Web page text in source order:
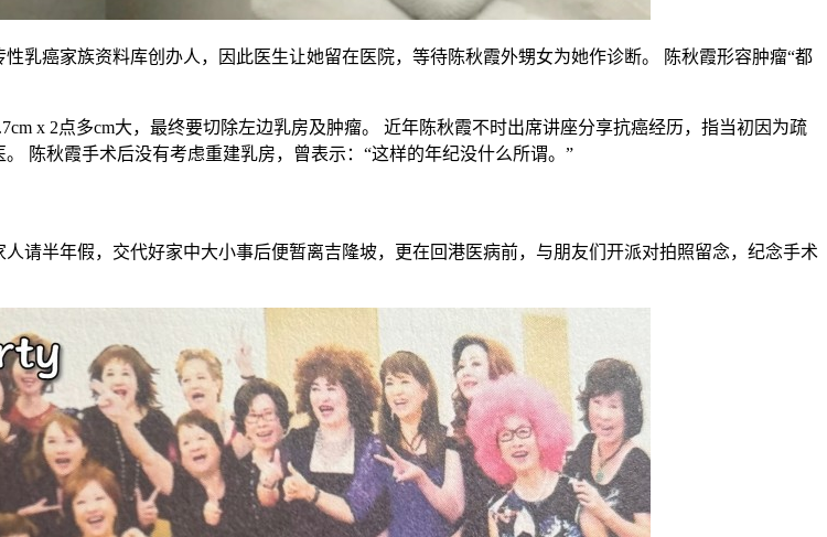
乳癌家族资料库创办人，因此医生让她留在医院，等待陈秋霞外甥女为她作诊断。 陈秋霞形容肿瘤“都
x 2点多cm大，最终要切除左边乳房及肿瘤。 近年陈秋霞不时出席讲座分享抗癌经历，指当初因为疏
陈秋霞手术后没有考虑重建乳房，曾表示：“这样的年纪没什么所谓。”
请半年假，交代好家中大小事后便暂离吉隆坡，更在回港医病前，与朋友们开派对拍照留念，纪念手术